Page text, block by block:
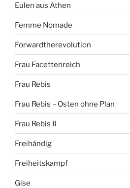
Eulen aus Athen
Femme Nomade
Forwardtherevolution
Frau Facettenreich
Frau Rebis
Frau Rebis – Osten ohne Plan
Frau Rebis II
Freihändig
Freiheitskampf
Gise